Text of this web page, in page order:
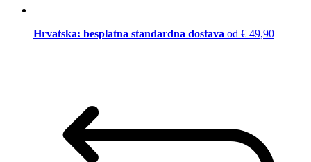
Hrvatska: besplatna standardna dostava od € 49,90